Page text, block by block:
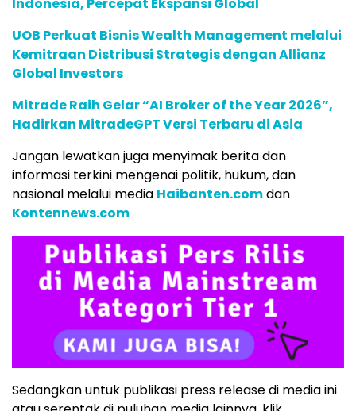
Indonesia, Percepat Ekspansi Global
UOB Perkuat Bisnis Wealth Management melalui
Kemitraan Distribusi Strategis dengan Allianz
Global Investors
Mitrade Raih Gelar “AI Broker of the Year 2026”,
Hadirkan MitradeGPT Versi Terbaru di Asia
Jangan lewatkan juga menyimak berita dan
informasi terkini mengenai politik, hukum, dan
nasional melalui media Haibanten.comdan
Kontennews.com
Sedangkan untuk publikasi press release di media ini